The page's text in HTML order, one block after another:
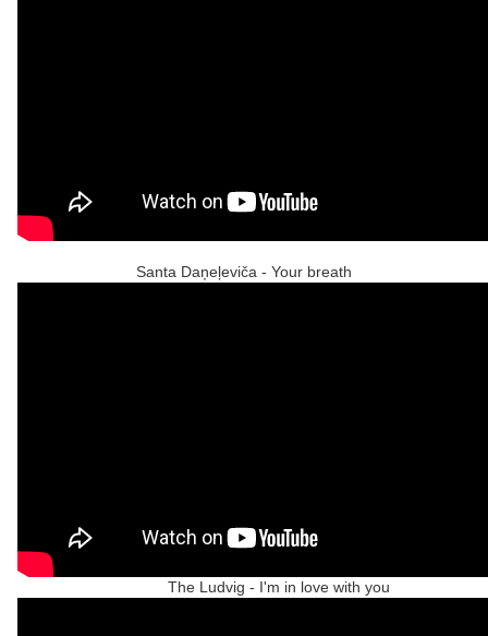
Santa Daņeļeviča - Your breath
The Ludvig - I'm in love with you